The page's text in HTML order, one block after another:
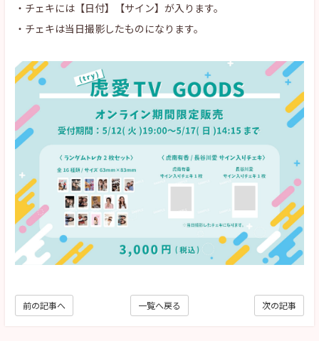
・チェキには【日付】【サイン】が入ります。
・チェキは当日撮影したものになります。
次の記事
一覧へ戻る
前の記事へ